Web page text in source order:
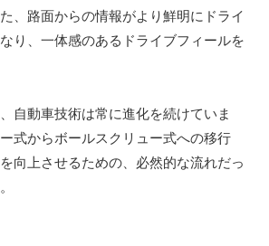
、路面からの情報がより鮮明にドライ
り、一体感のあるドライブフィールを
自動車技術は常に進化を続けていま
式からボールスクリュー式への移行
向上させるための、必然的な流れだっ